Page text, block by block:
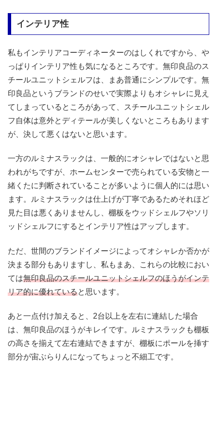
インテリア性
私もインテリアコーディネーターのはしくれですから、や
っぱりインテリア性も気になるところです。無印良品のス
チールユニットシェルフは、まあ普通にシンプルです。無
印良品というブランドのせいで実際よりもオシャレに見え
てしまっているところがあって、スチールユニットシェル
フ自体は意外とディテールが美しくないところもあります
が、決して悪くはないと思います。
一方のルミナスラックは、一般的にオシャレではないと思
われがちですが、ホームセンターで売られている安物と一
緒くたに判断されていることが多いように個人的には思い
ます。ルミナスラックは仕上げが丁寧であるためそれほど
見た目は悪くありませんし、棚板をウッドシェルフやソリ
ッドシェルフにするとインテリア性はアップします。
ただ、世間のブランドイメージによってオシャレか否かが
決まる部分もありますし、私もまあ、これらの比較におい
ては無印良品のスチールユニットシェルフのほうがインテ
リア的に優れていると思います。
あと一点付け加えると、2台以上を左右に連結した場合
は、無印良品のほうがキレイです。ルミナスラックも棚板
の高さを揃えて左右連結できますが、棚板にポールを挿す
部分が宙ぶらりんになってちょっと不細工です。